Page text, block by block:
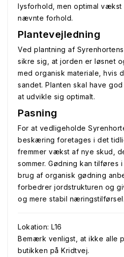
lysforhold, men optimal vækst
nævnte forhold.
Plantevejledning
Ved plantning af
sikre sig, at jorden er løsnet
med organisk materiale, hvis
sandet. Planten skal have
at udvikle sig optimalt.
Pasning
For at vedligeholde
beskæring foretages i det
fremmer vækst af nye skud,
sommer. Gødning kan
brug af organisk gødning
forbedrer jordstrukturen og
og mere stabil næringstilførsel.
Lokation: L16
Bemærk venligst, at ikke alle
butikken på Kridtvej.